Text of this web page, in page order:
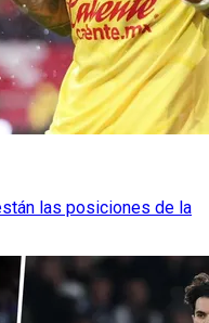
las posiciones de la